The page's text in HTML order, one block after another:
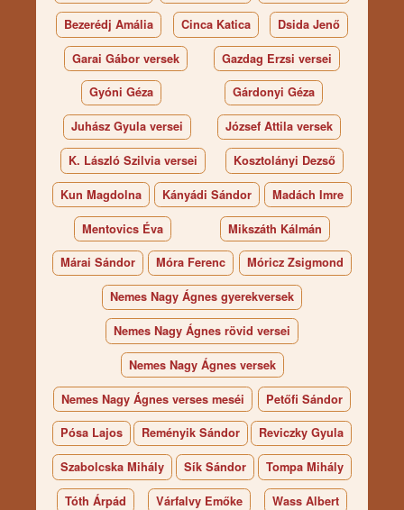
Bezerédj Amália Cinca Katica Dsida Jenő
Garai Gábor versek Gazdag Erzsi versei
Gyóni Géza Gárdonyi Géza
Juhász Gyula versei József Attila versek
K. László Szilvia versei Kosztolányi Dezső
Kun Magdolna Kányádi Sándor Madách Imre
Mentovics Éva Mikszáth Kálmán
Márai Sándor Móra Ferenc Móricz Zsigmond
Nemes Nagy Ágnes gyerekversek
Nemes Nagy Ágnes rövid versei
Nemes Nagy Ágnes versek
Nemes Nagy Ágnes verses meséi Petőfi Sándor
Pósa Lajos Reményik Sándor Reviczky Gyula
Szabolcska Mihály Sík Sándor Tompa Mihály
Tóth Árpád Várfalvy Emőke Wass Albert